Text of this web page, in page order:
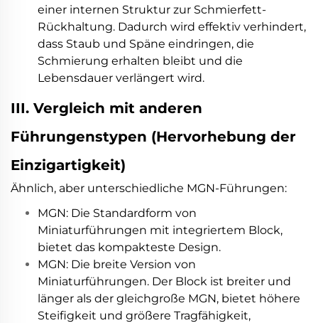
einer internen Struktur zur Schmierfett-
Rückhaltung. Dadurch wird effektiv verhindert,
dass Staub und Späne eindringen, die
Schmierung erhalten bleibt und die
Lebensdauer verlängert wird.
III. Vergleich mit anderen
Führungenstypen (Hervorhebung der
Einzigartigkeit)
Ähnlich, aber unterschiedliche MGN-Führungen:
MGN: Die Standardform von
Miniaturführungen mit integriertem Block,
bietet das kompakteste Design.
MGN: Die breite Version von
Miniaturführungen. Der Block ist breiter und
länger als der gleichgroße MGN, bietet höhere
Steifigkeit und größere Tragfähigkeit,